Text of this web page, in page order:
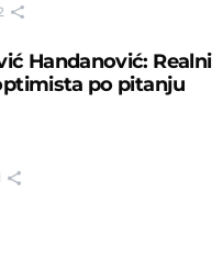
Handanović: Realni
po pitanju